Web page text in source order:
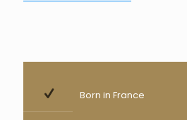
Born in France